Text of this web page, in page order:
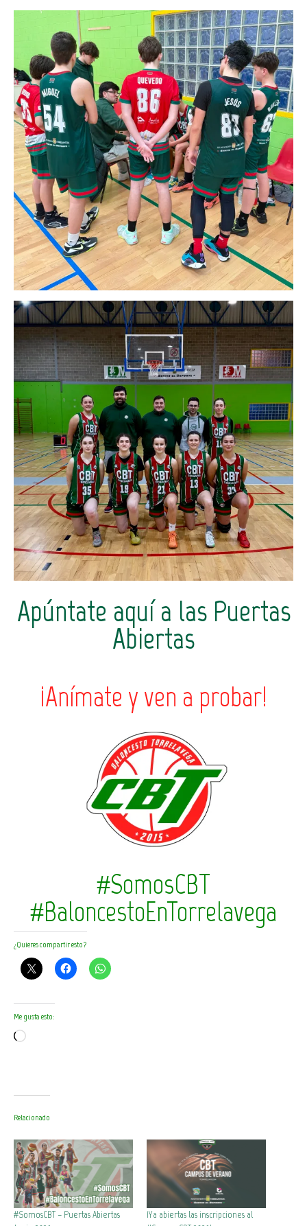
Apúntate aquí a las Puertas
Abiertas
¡Anímate y ven a probar!
#SomosCBT
#BaloncestoEnTorrelavega
¿Quieres compartir esto?
Me gusta esto:
Cargando...
Relacionado
#SomosCBT – Puertas Abiertas
¡Ya abiertas las inscripciones al